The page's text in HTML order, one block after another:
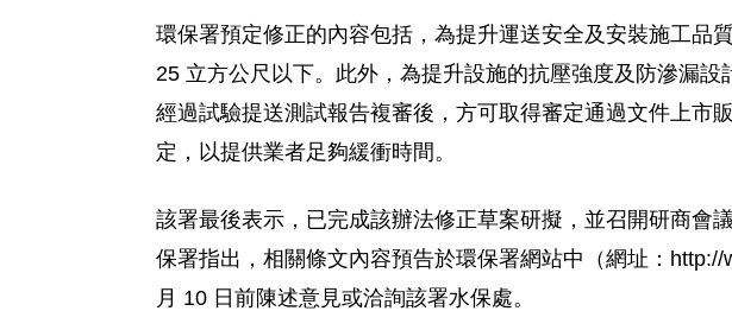
環保署預定修正的內容包括，為提升運送安全及安裝施工品
25 立方公尺以下。此外，為提升設施的抗壓強度及防滲漏
經過試驗提送測試報告複審後，方可取得審定通過文件上市
定，以提供業者足夠緩衝時間。
該署最後表示，已完成該辦法修正草案研擬，並召開研商會
保署指出，相關條文內容預告於環保署網站中（網址：
月 10 日前陳述意見或洽詢該署水保處。